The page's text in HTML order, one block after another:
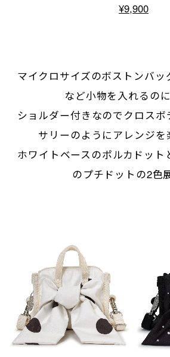
¥9,900
マイクロサイズのボストンバッ
など小物を入れるのに
ショルダー付きなのでクロスボ
サリーのようにアレンジを
ホワイトベースのポルカドット
のプチドットの2色